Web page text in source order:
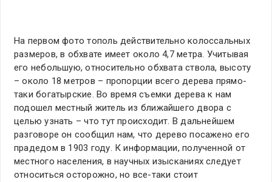
На первом фото тополь действительно колоссальных
размеров, в обхвате имеет около 4,7 метра. Учитывая
его небольшую, относительно обхвата ствола, высоту
– около 18 метров – пропорции всего дерева прямо-
таки богатырские. Во время съемки дерева к нам
подошел местный житель из ближайшего двора с
целью узнать – что тут происходит. В дальнейшем
разговоре он сообщил нам, что дерево посажено его
прадедом в 1903 году. К информации, полученной от
местного населения, в научных изысканиях следует
относиться осторожно, но все-таки стоит